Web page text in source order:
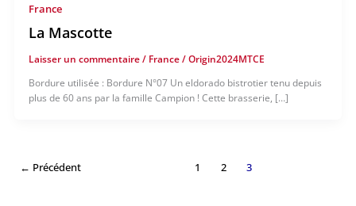
France
La Mascotte
Laisser un commentaire/ France/Origin2024MTCE
Bordure utilisée : Bordure N°07 Un eldorado bistrotier tenu depuis
plus de 60 ans par la famille Campion ! Cette brasserie, […]
← Précédent 1 2 3